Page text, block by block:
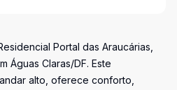
Portal das Araucárias,
Águas Claras/DF. Este
alto, oferece conforto,